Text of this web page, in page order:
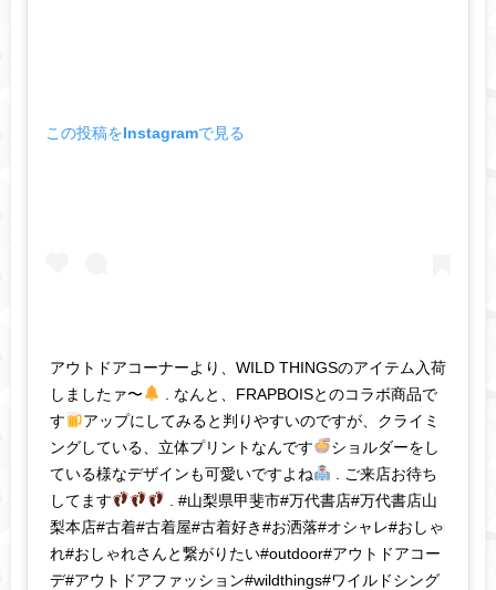
この投稿をInstagramで見る
アウトドアコーナーより、WILD THINGSのアイテム入荷
しましたァ〜
. なんと、FRAPBOISとのコラボ商品で
す
アップにしてみると判りやすいのですが、クライミ
ングしている、立体プリントなんです
ショルダーをし
ている様なデザインも可愛いですよね
. ご来店お待ち
してます
. #山梨県甲斐市#万代書店#万代書店山
梨本店#古着#古着屋#古着好き#お洒落#オシャレ#おしゃ
れ#おしゃれさんと繋がりたい#outdoor#アウトドアコー
デ#アウトドアファッション#wildthings#ワイルドシング